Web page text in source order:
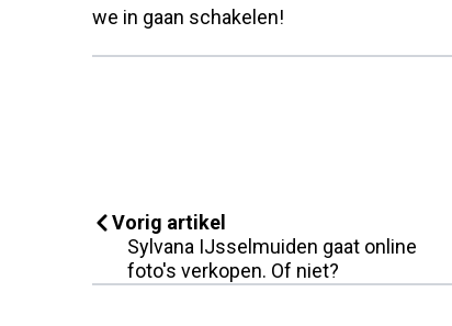
we in gaan schakelen!
Vorig artikel
Sylvana IJsselmuiden gaat online
foto's verkopen. Of niet?